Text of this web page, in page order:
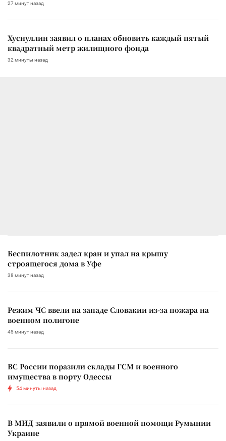
27 минут назад
Хуснуллин заявил о планах обновить каждый пятый
квадратный метр жилищного фонда
32 минуты назад
Беспилотник задел кран и упал на крышу
строящегося дома в Уфе
38 минут назад
Режим ЧС ввели на западе Словакии из-за пожара на
военном полигоне
45 минут назад
ВС России поразили склады ГСМ и военного
имущества в порту Одессы
54 минуты назад
В МИД заявили о прямой военной помощи Румынии
Украине